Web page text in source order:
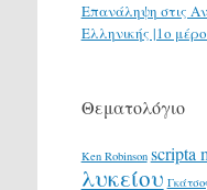
Επανάληψη στις
Ελληνικής |1ο
Θεματολόγιο
Ken Robinson scripta
λυκείου